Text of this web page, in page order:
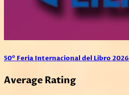
50° Feria Internacional del Libro 2026
Average Rating